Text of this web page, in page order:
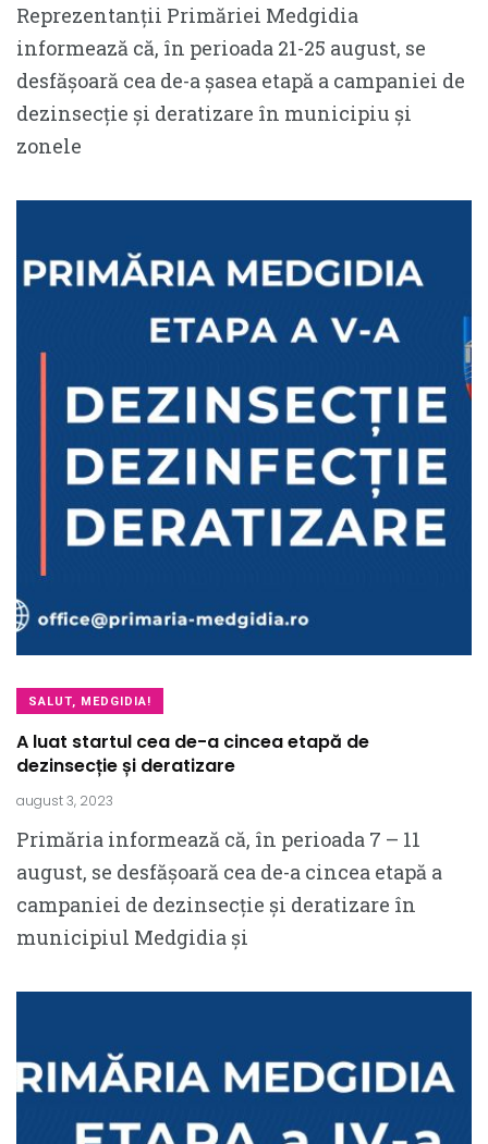
Reprezentanții Primăriei Medgidia
informează că, în perioada 21-25 august, se
desfășoară cea de-a șasea etapă a campaniei de
dezinsecție și deratizare în municipiu și
zonele
SALUT, MEDGIDIA!
A luat startul cea de-a cincea etapă de
dezinsecție și deratizare
august 3, 2023
Primăria informează că, în perioada 7 – 11
august, se desfășoară cea de-a cincea etapă a
campaniei de dezinsecție și deratizare în
municipiul Medgidia și